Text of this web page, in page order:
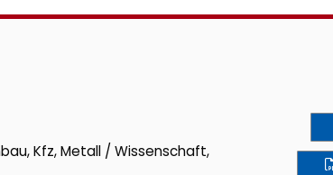
Kfz, Metall / Wissenschaft,